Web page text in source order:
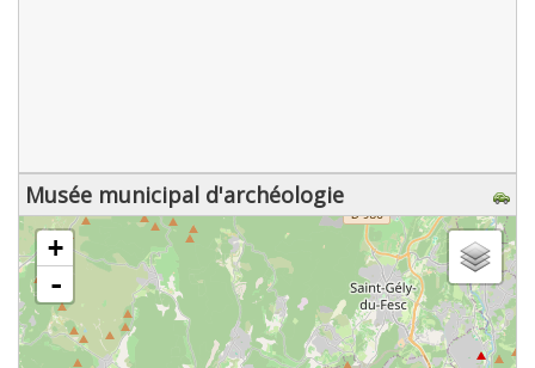
Musée municipal d'archéologie
chargement de la carte - veuillez patienter...
+
-